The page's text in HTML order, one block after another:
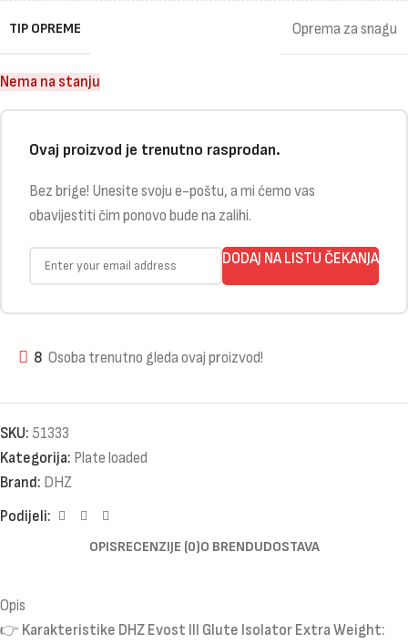
TIP OPREME Oprema za snagu
Nema na stanju
Ovaj proizvod je trenutno rasprodan.
Bez brige! Unesite svoju e-poštu, a mi ćemo vas
obavijestiti čim ponovo bude na zalihi.
DODAJ NA LISTU ČEKANJA
8 Osoba trenutno gleda ovaj proizvod!
SKU: 51333
Kategorija: Plate loaded
Brand: DHZ
Podijeli:
OPISRECENZIJE (0)O BRENDUDOSTAVA
Opis
👉 Karakteristike DHZ Evost III Glute Isolator Extra Weight: